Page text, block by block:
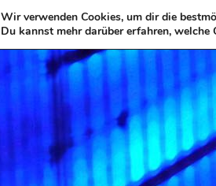
Wir verwenden Cookies, um dir die
Du kannst mehr darüber erfahren,